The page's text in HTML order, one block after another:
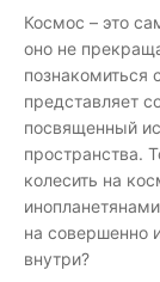
Космос – это
оно не
познакомиться
представляет
посвященный
пространства.
колесить на
на совершенно
внутри?